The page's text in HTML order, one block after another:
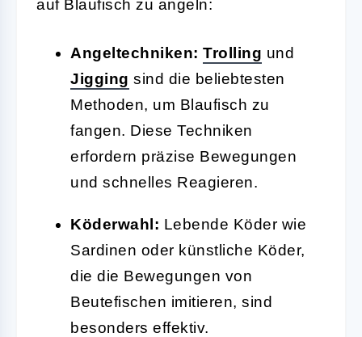
auf Blaufisch zu angeln:
Angeltechniken: Trolling und
Jigging sind die beliebtesten
Methoden, um Blaufisch zu
fangen. Diese Techniken
erfordern präzise Bewegungen
und schnelles Reagieren.
Köderwahl: Lebende Köder wie
Sardinen oder künstliche Köder,
die die Bewegungen von
Beutefischen imitieren, sind
besonders effektiv.